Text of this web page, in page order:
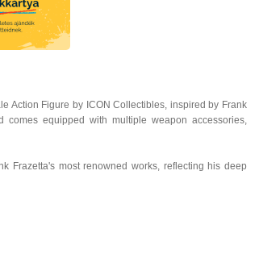
Action Figure by ICON Collectibles, inspired by Frank
equipped with multiple weapon accessories,
Frazetta's most renowned works, reflecting his deep